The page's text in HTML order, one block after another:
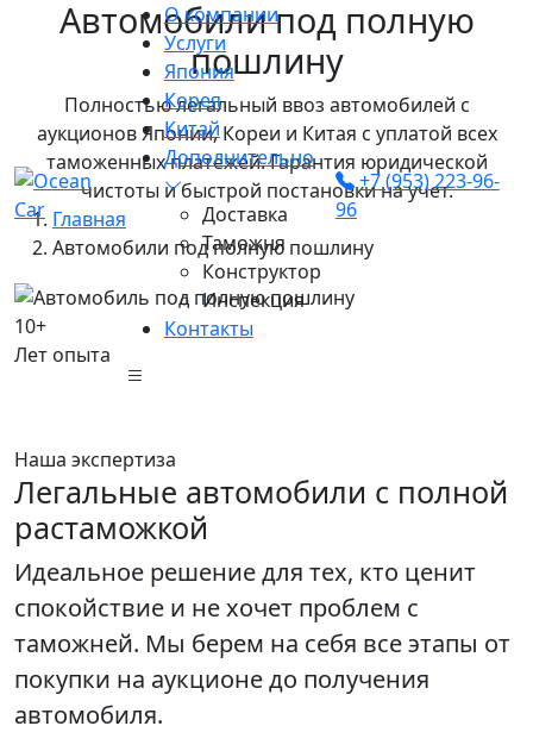
О компании
Услуги
Япония
Корея
Китай
Дополнительно
Доставка
Таможня
Конструктор
Инспекция
Контакты
+7 (953) 223-96-
96
Автомобили под полную
пошлину
Полностью легальный ввоз автомобилей с
аукционов Японии, Кореи и Китая с уплатой всех
таможенных платежей. Гарантия юридической
чистоты и быстрой постановки на учет.
Главная
Автомобили под полную пошлину
10+
Лет опыта
Наша экспертиза
Легальные автомобили с полной
растаможкой
Идеальное решение для тех, кто ценит
спокойствие и не хочет проблем с
таможней. Мы берем на себя все этапы от
покупки на аукционе до получения
автомобиля.